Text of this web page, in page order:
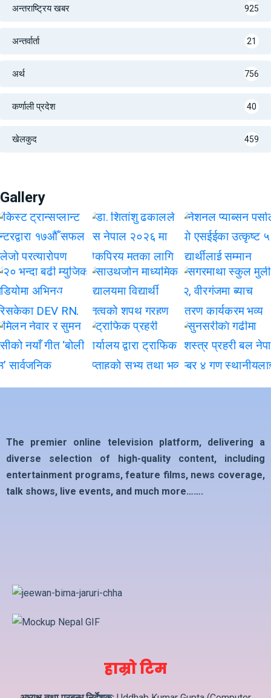
अन्तराष्ट्रिय खबर 925
अन्तर्वार्ता 21
अर्थ 756
कर्णाली प्रदेश 40
खेलकुद 459
Gallery
The premier online television platform, delivering a
diverse selection of high-quality content, including
entertainment programs, feature films, news coverage,
talk shows, live events, and much more…….
हाम्रो टिम